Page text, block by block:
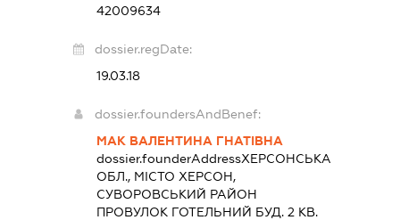
42009634
dossier.regDate:
19.03.18
dossier.foundersAndBenef:
МАК ВАЛЕНТИНА ГНАТІВНА
dossier.founderAddressХЕРСОНСЬКА
ОБЛ., МІСТО ХЕРСОН,
СУВОРОВСЬКИЙ РАЙОН
ПРОВУЛОК ГОТЕЛЬНИЙ БУД. 2 КВ.